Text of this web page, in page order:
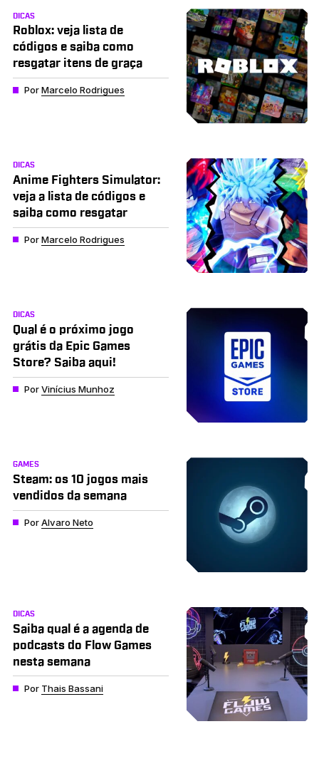
DICAS
Roblox: veja lista de
códigos e saiba como
resgatar itens de graça
PorMarcelo Rodrigues
DICAS
Anime Fighters Simulator:
veja a lista de códigos e
saiba como resgatar
PorMarcelo Rodrigues
DICAS
Qual é o próximo jogo
grátis da Epic Games
Store? Saiba aqui!
PorVinícius Munhoz
GAMES
Steam: os 10 jogos mais
vendidos da semana
PorAlvaro Neto
DICAS
Saiba qual é a agenda de
podcasts do Flow Games
nesta semana
Por Thais Bassani